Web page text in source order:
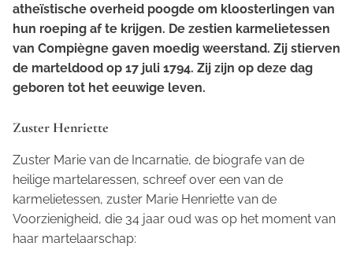
atheïstische overheid poogde om kloosterlingen van
hun roeping af te krijgen. De zestien karmelietessen
van Compiègne gaven moedig weerstand. Zij stierven
de marteldood op 17 juli 1794. Zij zijn op deze dag
geboren tot het eeuwige leven.
Zuster Henriette
Zuster Marie van de Incarnatie, de biografe van de
heilige martelaressen, schreef over een van de
karmelietessen, zuster Marie Henriette van de
Voorzienigheid, die 34 jaar oud was op het moment van
haar martelaarschap: